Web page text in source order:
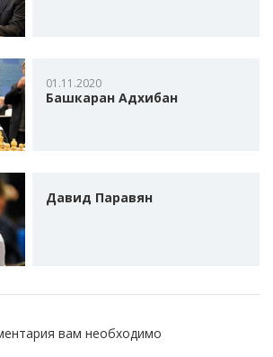
01.11.2020
Башкаран Адхибан
Давид Паравян
вам необходимо